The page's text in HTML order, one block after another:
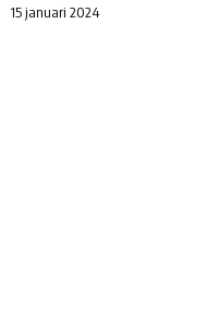
15 januari 2024